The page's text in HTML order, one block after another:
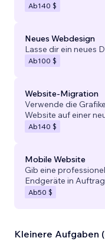
Ab140 $
Neues Webdesign
Lasse dir ein neues
Ab100 $
Website-Migration
Verwende die
Website auf einer
Ab140 $
Mobile Website
Gib eine
Endgeräte in
Ab50 $
Kleinere Aufgaben